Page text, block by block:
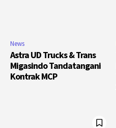
News
Astra UD Trucks & Trans
Migasindo Tandatangani
Kontrak MCP